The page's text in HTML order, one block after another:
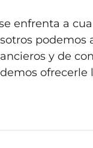
enfrenta a
podemos
y de
ofrecerle